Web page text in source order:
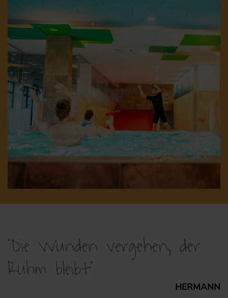
"Die Wunden vergehen, der
Ruhm bleibt"
HERMANN